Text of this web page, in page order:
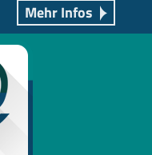
Mehr Infos